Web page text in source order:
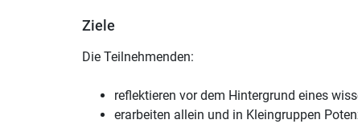
Ziele
Die Teilnehmenden:
reflektieren vor dem Hintergrund eines
erarbeiten allein und in Kleingruppen